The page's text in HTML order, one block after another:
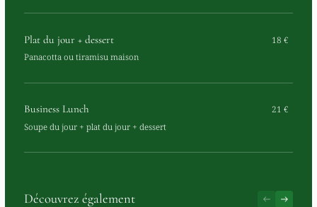
Plat du jour + dessert
Panacotta ou tiramisu maison
18 €
Business Lunch
Soupe du jour + plat du jour + dessert
21 €
Découvrez également